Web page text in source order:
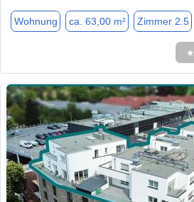
Wohnung ca. 63,00 m² Zimmer 2.5
★